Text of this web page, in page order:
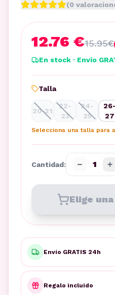
(0
12.76 €15.95€
En stock · Envío
Talla
20-21
22-
23
24-
25
26-
27
Selecciona una talla para
Cantidad: − 1 +
Elige
Envío GRATIS 24h
Regalo incluido